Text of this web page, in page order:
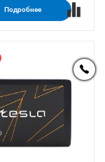
Подробнее